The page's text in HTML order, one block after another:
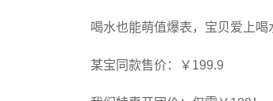
喝水也能萌值爆表，宝贝爱上喝
某宝同款售价：￥199.9